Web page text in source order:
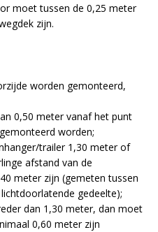
moet tussen de 0,25 meter
zijn.
worden gemonteerd,
0,50 meter vanaf het punt
worden;
trailer 1,30 meter of
afstand van de
meter zijn (gemeten tussen
gedeelte);
dan 1,30 meter, dan moet
0,60 meter zijn